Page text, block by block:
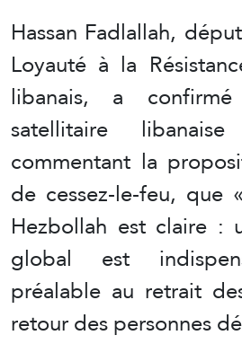
Hassan Fadlallah,
Loyauté à la
libanais, a
satellitaire libanaise
commentant la
de cessez-le-feu,
Hezbollah est claire :
global est
préalable au retrait
retour des personnes